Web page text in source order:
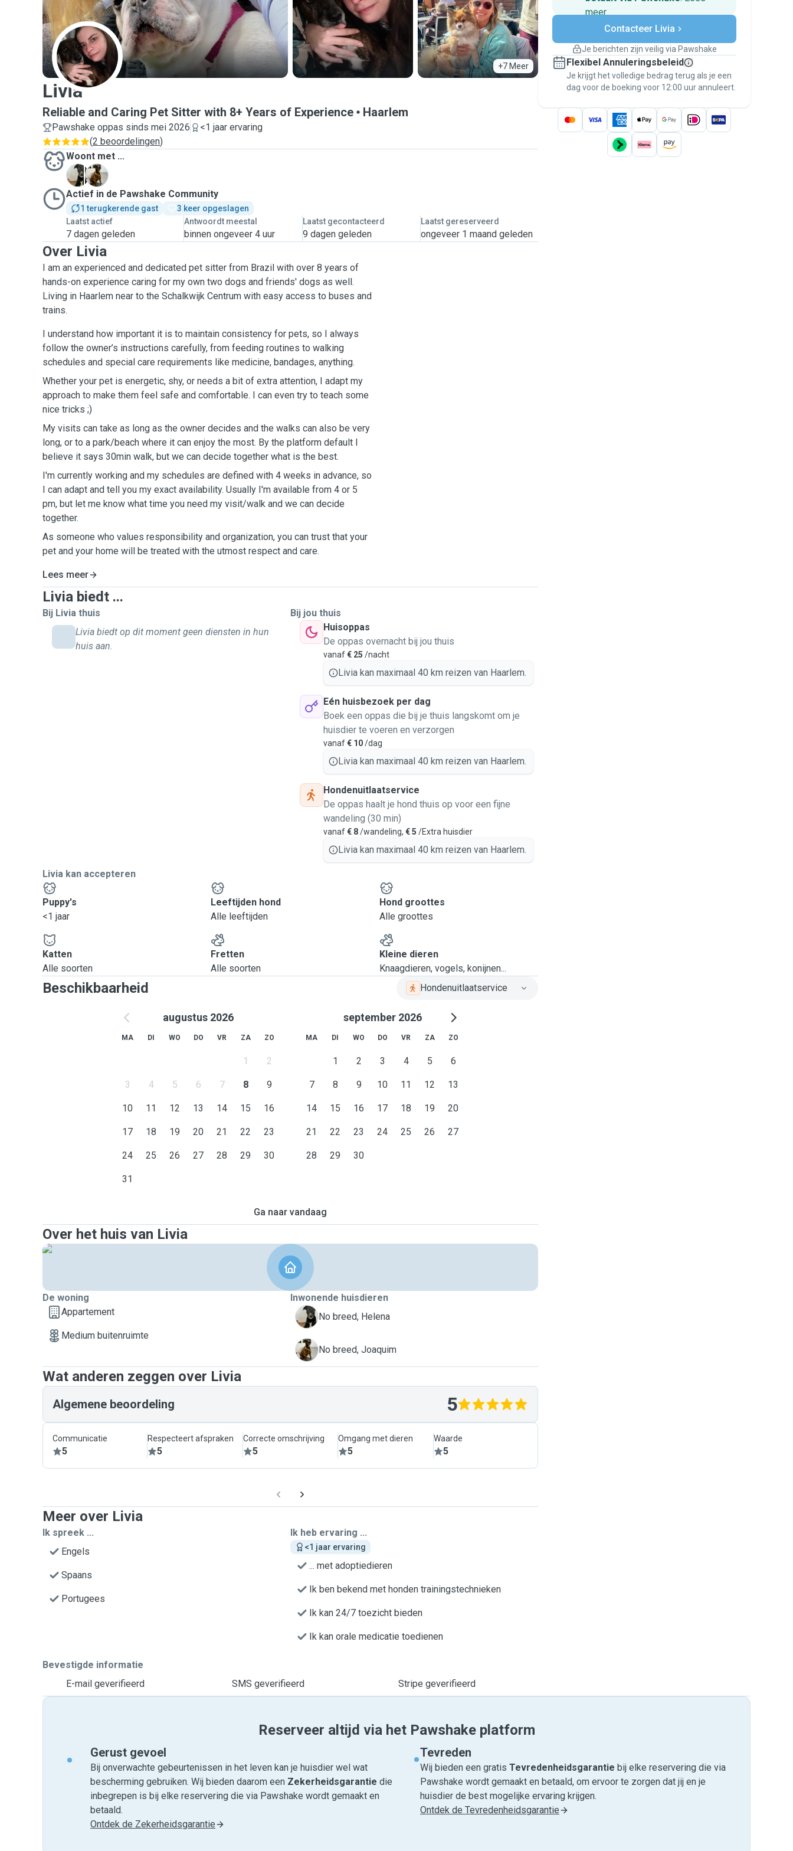
+7 Meer
L
Livia
Reliable and Caring Pet Sitter with 8+ Years of Experience Haarlem
Pawshake oppas sinds mei 2026
<1 jaar ervaring
(2 beoordelingen)
Woont met ...
H
J
Actief in de Pawshake Community
1 terugkerende gast
3 keer opgeslagen
Laatst actief
7 dagen geleden
Antwoordt meestal
binnen ongeveer 4 uur
Laatst gecontacteerd
9 dagen geleden
Laatst gereserveerd
ongeveer 1 maand geleden
Over Livia
I am an experienced and dedicated pet sitter from Brazil with over 8 years of
hands-on experience caring for my own two dogs and friends' dogs as well.
Living in Haarlem near to the Schalkwijk Centrum with easy access to buses and
trains.
I understand how important it is to maintain consistency for pets, so I always
follow the owner’s instructions carefully, from feeding routines to walking
schedules and special care requirements like medicine, bandages, anything.
Whether your pet is energetic, shy, or needs a bit of extra attention, I adapt my
approach to make them feel safe and comfortable. I can even try to teach some
nice tricks ;)
My visits can take as long as the owner decides and the walks can also be very
long, or to a park/beach where it can enjoy the most. By the platform default I
believe it says 30min walk, but we can decide together what is the best.
I'm currently working and my schedules are defined with 4 weeks in advance, so
I can adapt and tell you my exact availability. Usually I'm available from 4 or 5
pm, but let me know what time you need my visit/walk and we can decide
together.
As someone who values responsibility and organization, you can trust that your
pet and your home will be treated with the utmost respect and care.
Lees meer
Livia biedt ...
Bij Livia thuis
Livia biedt op dit moment geen diensten in hun
huis aan.
Bij jou thuis
Huisoppas
De oppas overnacht bij jou thuis
vanaf€ 25 /nacht
Livia kan maximaal 40 km reizen van Haarlem.
Eén huisbezoek per dag
Boek een oppas die bij je thuis langskomt om je
huisdier te voeren en verzorgen
vanaf€ 10/dag
Livia kan maximaal 40 km reizen van Haarlem.
Hondenuitlaatservice
De oppas haalt je hond thuis op voor een fijne
wandeling (30 min)
vanaf€ 8/wandeling, € 5 /Extra huisdier
Livia kan maximaal 40 km reizen van Haarlem.
Livia kan accepteren
Puppy's
<1 jaar
Leeftijden hond
Alle leeftijden
Hond groottes
Alle groottes
Katten
Alle soorten
Fretten
Alle soorten
Kleine dieren
Knaagdieren, vogels, konijnen...
Beschikbaarheid Hondenuitlaatservice
augustus 2026
MA DI WO DO VR ZA ZO
1 2
3 4 5 6 7 8 9
10 11 12 13 14 15 16
17 18 19 20 21 22 23
24 25 26 27 28 29 30
31
september 2026
MA DI WO DO VR ZA ZO
1 2 3 4 5 6
7 8 9 10 11 12 13
14 15 16 17 18 19 20
21 22 23 24 25 26 27
28 29 30
Ga naar vandaag
Over het huis van Livia
De woning
Appartement
Medium buitenruimte
Inwonende huisdieren
H
No breed, Helena
J No breed, Joaquim
Wat anderen zeggen over Livia
Algemene beoordeling 5
Communicatie
5
Respecteert afspraken
5
Correcte omschrijving
5
Omgang met dieren
5
Waarde
5
Meer over Livia
Ik spreek ...
Engels
Spaans
Portugees
Ik heb ervaring ...
<1 jaar ervaring
... met adoptiedieren
Ik ben bekend met honden trainingstechnieken
Ik kan 24/7 toezicht bieden
Ik kan orale medicatie toedienen
Bevestigde informatie
E-mail geverifieerd
SMS geverifieerd Stripe geverifieerd
meer
Veilig betalen
Hulp als plannen veranderen
Regel alles via Pawshake — van eerste
bericht tot betaling — en geniet van de
Pawshake Garantie.
Contacteer Livia
Je berichten zijn veilig via Pawshake
Flexibel Annuleringsbeleid
Je krijgt het volledige bedrag terug als je een
dag voor de boeking voor 12:00 uur annuleert.
Reserveer altijd via het Pawshake platform
Gerust gevoel
Bij onverwachte gebeurtenissen in het leven kan je huisdier wel wat
bescherming gebruiken. Wij bieden daarom een Zekerheidsgarantie die
inbegrepen is bij elke reservering die via Pawshake wordt gemaakt en
betaald.
Ontdek de Zekerheidsgarantie
Tevreden
Wij bieden een gratis Tevredenheids­garantie bij elke reservering die via
Pawshake wordt gemaakt en betaald, om ervoor te zorgen dat jij en je
huisdier de best mogelijke ervaring krijgen.
Ontdek de Tevredenheidsgarantie